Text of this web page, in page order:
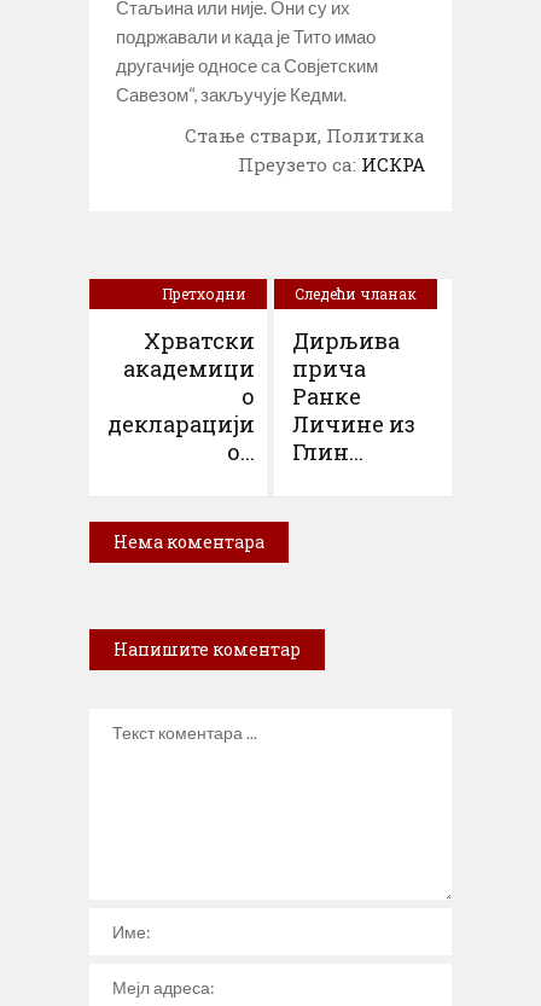
Стаљина или није. Они су их
подржавали и када је Тито имао
другачије односе са Совјетским
Савезом“, закључује Кедми.
Стање ствари, Политика
Преузето са: ИСКРА
Претходни
Хрватски
академици
о
декларацији
о...
Следећи чланак
Дирљива
прича
Ранке
Личине из
Глин...
Нема коментара
Напишите коментар